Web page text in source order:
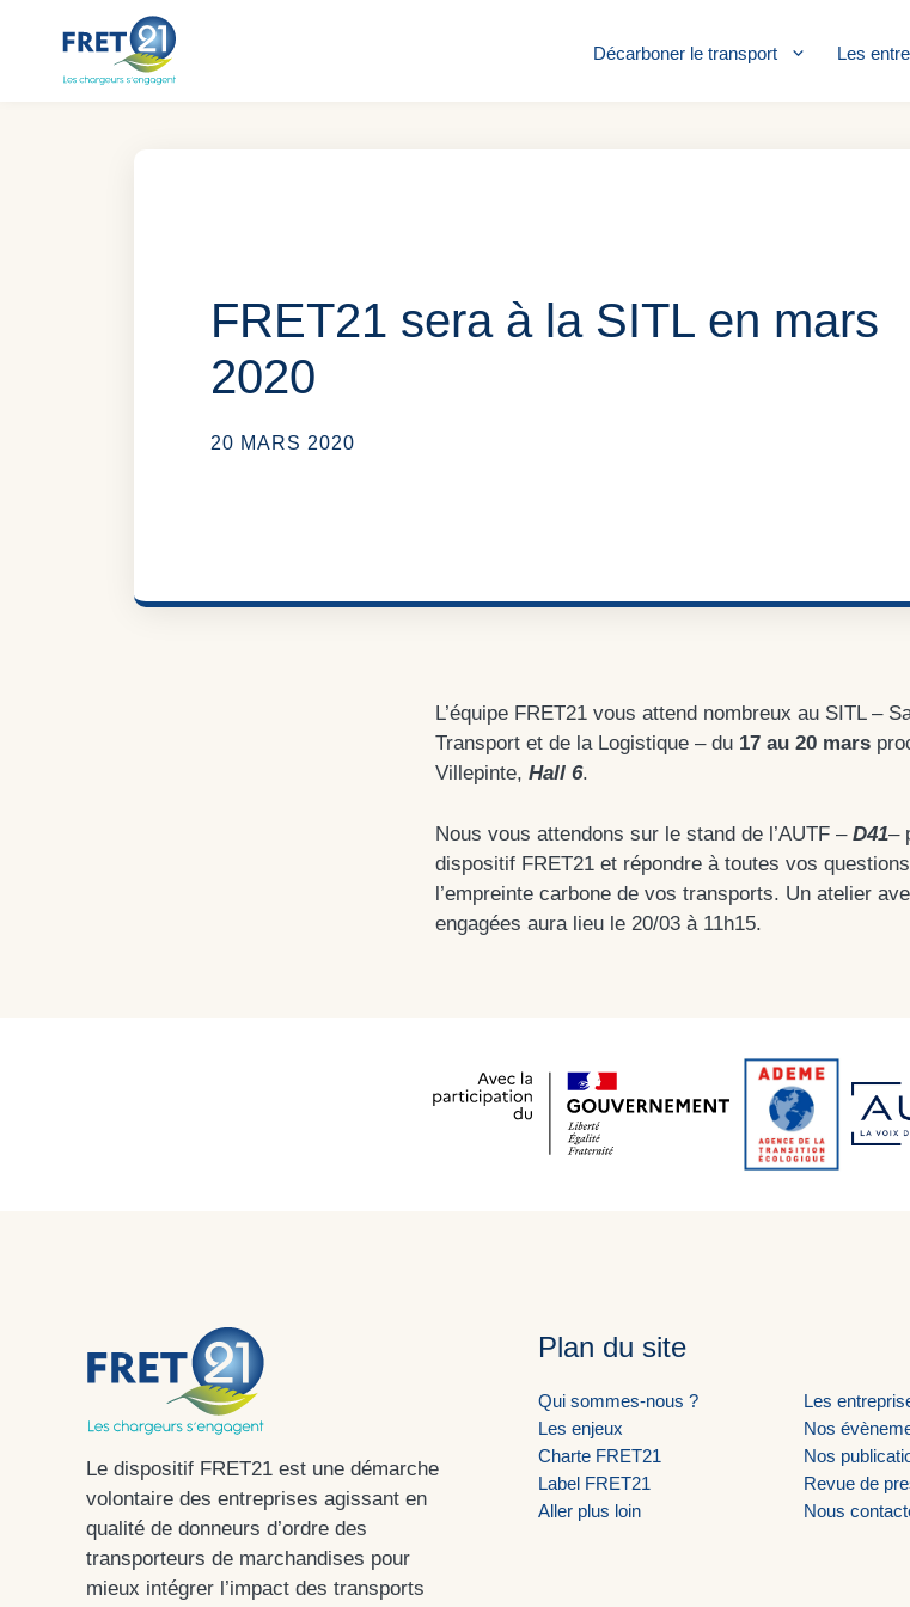
contenu
Décarboner le transport Les
FRET21 sera à la SITL en mars
2020
20 MARS 2020
L’équipe FRET21 vous attend nombreux au SITL –
Transport et de la Logistique – du 17 au 20 mars
Villepinte, Hall 6.
Nous vous attendons sur le stand de l’AUTF – D41–
dispositif FRET21 et répondre à toutes vos
l’empreinte carbone de vos transports. Un atelier
engagées aura lieu le 20/03 à 11h15.
Le dispositif FRET21 est une démarche
volontaire des entreprises agissant en
qualité de donneurs d’ordre des
transporteurs de marchandises pour
mieux intégrer l’impact des transports
Plan du site
Qui sommes-nous ?
Les enjeux
Charte FRET21
Label FRET21
Aller plus loin
Les
Nos
Nos
Revue de
Nous